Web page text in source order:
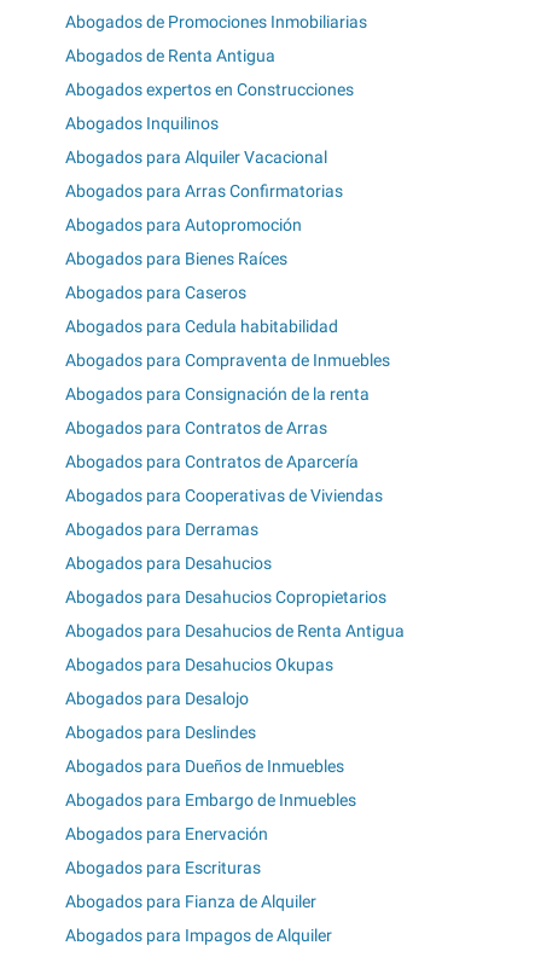
Abogados de Promociones Inmobiliarias
Abogados de Renta Antigua
Abogados expertos en Construcciones
Abogados Inquilinos
Abogados para Alquiler Vacacional
Abogados para Arras Confirmatorias
Abogados para Autopromoción
Abogados para Bienes Raíces
Abogados para Caseros
Abogados para Cedula habitabilidad
Abogados para Compraventa de Inmuebles
Abogados para Consignación de la renta
Abogados para Contratos de Arras
Abogados para Contratos de Aparcería
Abogados para Cooperativas de Viviendas
Abogados para Derramas
Abogados para Desahucios
Abogados para Desahucios Copropietarios
Abogados para Desahucios de Renta Antigua
Abogados para Desahucios Okupas
Abogados para Desalojo
Abogados para Deslindes
Abogados para Dueños de Inmuebles
Abogados para Embargo de Inmuebles
Abogados para Enervación
Abogados para Escrituras
Abogados para Fianza de Alquiler
Abogados para Impagos de Alquiler